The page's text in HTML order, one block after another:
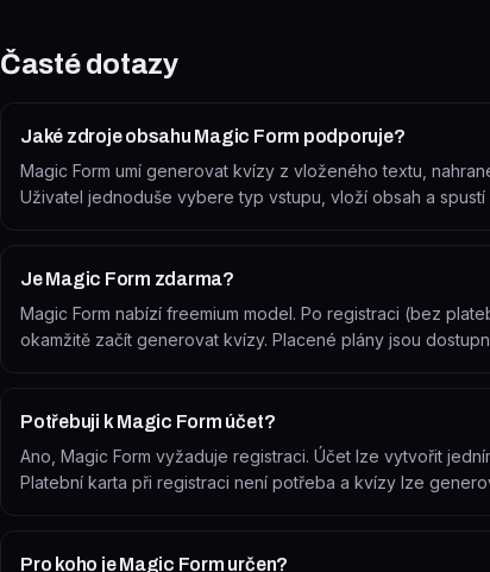
Časté dotazy
Jaké zdroje obsahu Magic Form podporuje?
Magic Form umí generovat kvízy z vloženého textu,
Uživatel jednoduše vybere typ vstupu, vloží obsah a
Je Magic Form zdarma?
Magic Form nabízí freemium model. Po registraci (bez
okamžitě začít generovat kvízy. Placené plány jsou
Potřebuji k Magic Form účet?
Ano, Magic Form vyžaduje registraci. Účet lze vytvořit
Platební karta při registraci není potřeba a kvízy lze
Pro koho je Magic Form určen?